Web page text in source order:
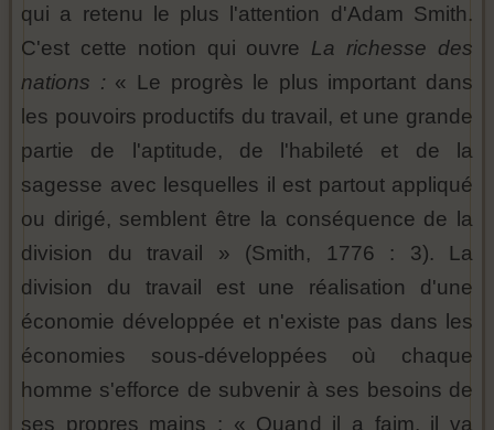
qui a retenu le plus l'attention d'Adam Smith.
C'est cette notion qui ouvre La richesse des
nations : « Le progrès le plus important dans
les pouvoirs productifs du travail, et une grande
partie de l'aptitude, de l'habileté et de la
sagesse avec lesquelles il est partout appliqué
ou dirigé, semblent être la conséquence de la
division du travail » (Smith, 1776 : 3). La
division du travail est une réalisation d'une
économie développée et n'existe pas dans les
économies sous-développées où chaque
homme s'efforce de subvenir à ses besoins de
ses propres mains : « Quand il a faim, il va